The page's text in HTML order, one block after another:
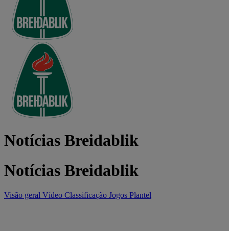
Notícias Breidablik
Notícias Breidablik
Visão geral Vídeo Classificação Jogos Plantel